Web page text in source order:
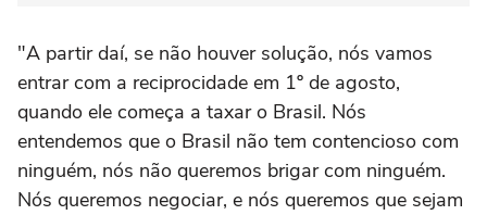
"A partir daí, se não houver solução, nós vamos
entrar com a reciprocidade em 1º de agosto,
quando ele começa a taxar o Brasil. Nós
entendemos que o Brasil não tem contencioso com
ninguém, nós não queremos brigar com ninguém.
Nós queremos negociar, e nós queremos que sejam